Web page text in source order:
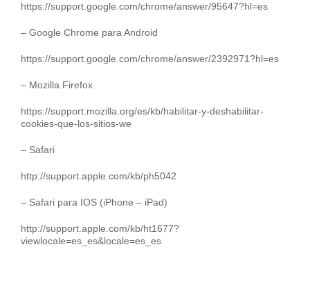
https://support.google.com/chrome/answer/95647?hl=es
– Google Chrome para Android
https://support.google.com/chrome/answer/2392971?hl=es
– Mozilla Firefox
https://support.mozilla.org/es/kb/habilitar-y-deshabilitar-
cookies-que-los-sitios-we
– Safari
http://support.apple.com/kb/ph5042
– Safari para IOS (iPhone – iPad)
http://support.apple.com/kb/ht1677?
viewlocale=es_es&locale=es_es